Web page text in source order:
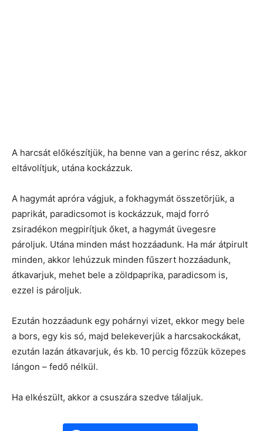
A harcsát előkészítjük, ha benne van a gerinc rész, akkor
eltávolítjuk, utána kockázzuk.
A hagymát apróra vágjuk, a fokhagymát összetörjük, a
paprikát, paradicsomot is kockázzuk, majd forró
zsiradékon megpirítjuk őket, a hagymát üvegesre
pároljuk. Utána minden mást hozzáadunk. Ha már átpirult
minden, akkor lehúzzuk minden fűszert hozzáadunk,
átkavarjuk, mehet bele a zöldpaprika, paradicsom is,
ezzel is pároljuk.
Ezután hozzáadunk egy pohárnyi vizet, ekkor megy bele
a bors, egy kis só, majd belekeverjük a harcsakockákat,
ezután lazán átkavarjuk, és kb. 10 percig főzzük közepes
lángon – fedő nélkül.
Ha elkészült, akkor a csuszára szedve tálaljuk.